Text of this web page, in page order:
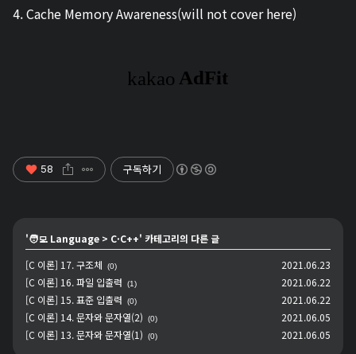
4. Cache Memory Awareness(will not cover here)
58 구독하기
'🧑‍💻 Language > C·C++' 카테고리의 다른 글
[C 이론] 17. 구조체
(0)
2021.06.23
[C 이론] 16. 파일 입출력
(1)
2021.06.22
[C 이론] 15. 표준 입출력
(0)
2021.06.22
[C 이론] 14. 문자와 문자열(2)
(0)
2021.06.05
[C 이론] 13. 문자와 문자열(1)
(0) 2021.06.05